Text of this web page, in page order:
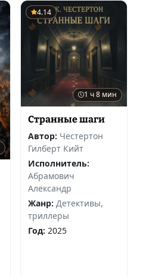
4.14
1 ч 8 мин
Странные шаги
Автор: Честертон
Гилберт Кийт
Исполнитель:
Абрамович
Александр
Жанр: Детективы,
триллеры
Год: 2025